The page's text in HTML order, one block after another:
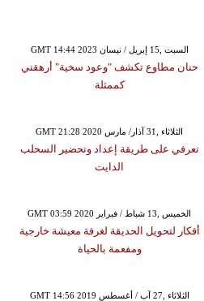
GMT 14:44 2023 السبت ,15 إبريل / نيسان
حنان مطاوع تكشف "وعود سخية" أرهقني
كممثلة
GMT 21:28 2020 الثلاثاء ,31 آذار/ مارس
تعرفي على طريقة إعداد وتحضير السحلب
الدايت
GMT 03:59 2020 الخميس ,13 شباط / فبراير
أفكار لتحويل الحديقة لغرفة معيشة خارجية
ومفعمة بالحياة
GMT 14:56 2019 الثلاثاء ,27 آب / أغسطس